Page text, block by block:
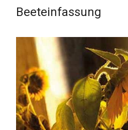
Beeteinfassung